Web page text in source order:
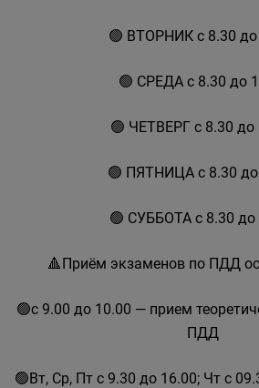
🟢 ВТОРНИК с 8.30 до
🟢 СРЕДА с 8.30 до
🟢 ЧЕТВЕРГ с 8.30 до
🟢 ПЯТНИЦА с 8.30 до
🟢 СУББОТА с 8.30 до
🔺Приём экзаменов по ПДД
🟢с 9.00 до 10.00 — прием
ПДД
🟢Вт, Ср, Пт с 9.30 до 16.00; Чт с